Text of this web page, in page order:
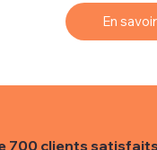
En
700 clients satisfaits